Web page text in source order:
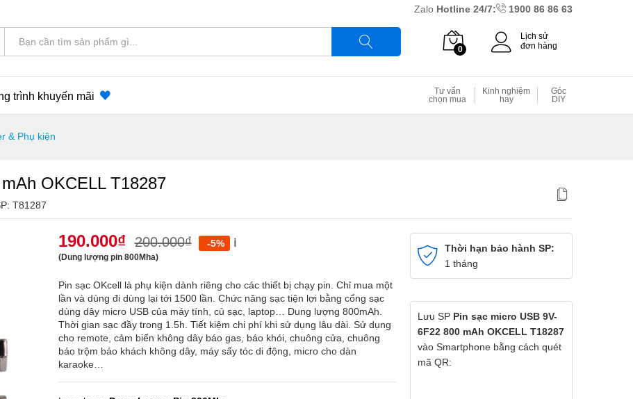
Zalo Hotline 24/7: 1900 86 86 63
0
Lịch sử
đơn hàng
trình khuyến mãi
Tư vấn
chọn mua
Kinh nghiệm
hay
Góc
DIY
& Phụ kiện
OKCELL T18287
T81287
190.000₫ 200.000₫ -5% ℹ️
(Dung lượng pin 800Mha)
Pin sạc OKcell là phụ kiện dành riêng cho các thiết bị chạy pin. Chỉ mua một
lần và dùng đi dùng lại tới 1500 lần. Chức năng sạc tiện lợi bằng cổng sạc
dùng dây micro USB của máy tính, củ sạc, laptop… Dung lượng 800mAh.
Thời gian sạc đầy trong 1.5h. Tiết kiệm chi phí khi sử dụng lâu dài. Sử dụng
cho remote, cảm biến không dây báo gas, báo khói, chuông cửa, chuông
báo trộm báo khách không dây, máy sấy tóc di động, micro cho dàn
karaoke…
Thời hạn bảo hành SP:
1 tháng
Lưu SP Pin sạc micro USB 9V-
6F22 800 mAh OKCELL T18287
vào Smartphone bằng cách quét
mã QR: